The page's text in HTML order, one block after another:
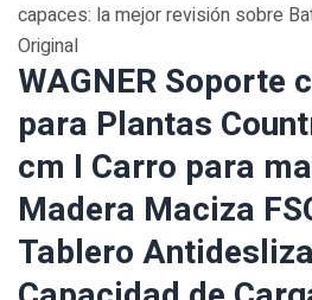
capaces: la mejor revisión sobre
Original
WAGNER Soporte
para Plantas
cm I Carro para
Madera Maciza
Tablero